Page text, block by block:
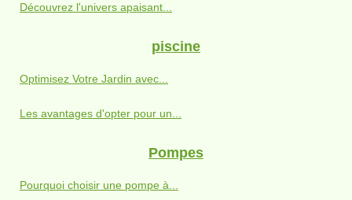
Découvrez l'univers apaisant...
piscine
Optimisez Votre Jardin avec...
Les avantages d'opter pour un...
Pompes
Pourquoi choisir une pompe à...